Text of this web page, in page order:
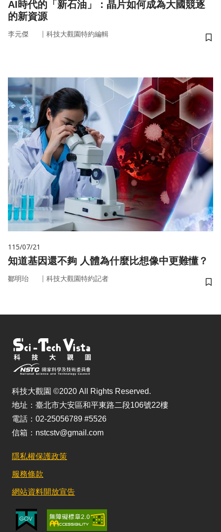
AI時代的「新石油」：晶片如何成為大國競逐
的新資源
李元傑 ｜ 科技大觀園特約編輯
儲
115/07/21
知道基因還不夠 人體為什麼比想像中更難懂？
鄒明珆 ｜ 科技大觀園特約記者
儲
科技大觀園 ©2020 All Rights Reserved.
地址：臺北市大安區和平東路二段106號22樓
電話：02-25056789 #5526
信箱：nstcstv@gmail.com
隱私權保護政策
服務條款
網站資料開放宣告